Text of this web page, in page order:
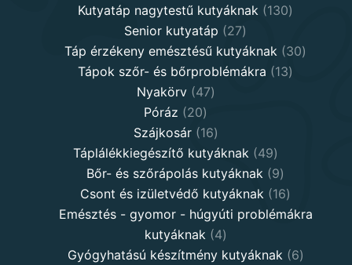
products
Kutyatáp nagytestű kutyáknak 130130
Senior kutyatáp 2727
products
Táp érzékeny emésztésű kutyáknak 3030
Tápok szőr- és bőrproblémákra 1313
Nyakörv 4747
Póráz 2020
products
Szájkosár 1616
products
Táplálékkiegészítő kutyáknak 4949
products
Bőr- és szőrápolás kutyáknak 99
products
Csont és izületvédő kutyáknak 1616
products
Emésztés - gyomor - húgyúti problémákra
kutyáknak
44
products
Gyógyhatású készítmény kutyáknak 66